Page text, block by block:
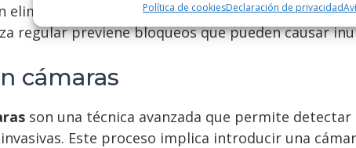
Utilizar datos de localización geográfica precisa,
dispositivos en función de la información solicitada
Garantizar la seguridad, evitar y detectar fraudes, y
comunicar las preferencias de privacidad.
Política de cookiesDeclaración de privacidad
eliminar obstrucciones y residuos acumulados
regular previene bloqueos que pueden causar
cámaras
son una técnica avanzada que permite
invasivas. Este proceso implica introducir una